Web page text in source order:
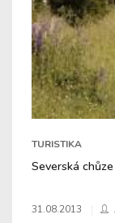
TURISTIKA
Severská
31.08.2013